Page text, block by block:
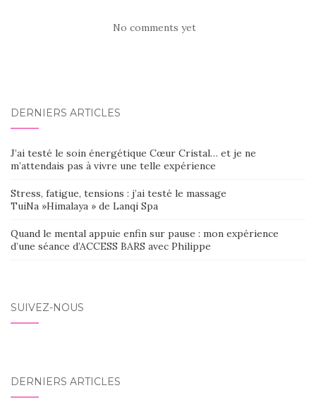
No comments yet
DERNIERS ARTICLES
J’ai testé le soin énergétique Cœur Cristal… et je ne
m’attendais pas à vivre une telle expérience
Stress, fatigue, tensions : j’ai testé le massage
TuiNa »Himalaya » de Lanqi Spa
Quand le mental appuie enfin sur pause : mon expérience
d’une séance d’ACCESS BARS avec Philippe
SUIVEZ-NOUS
DERNIERS ARTICLES